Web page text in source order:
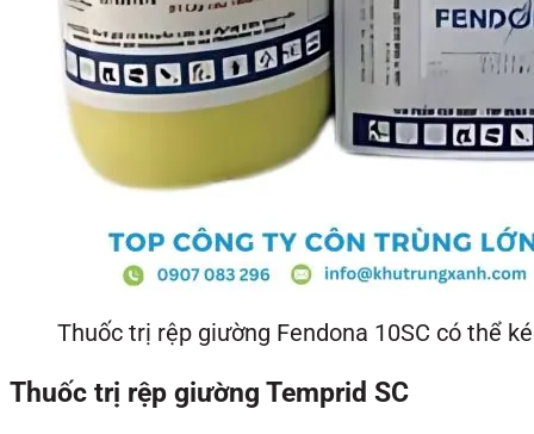
Thuốc trị rệp giường Fendona 10SC có thể
Thuốc trị rệp giường Temprid SC